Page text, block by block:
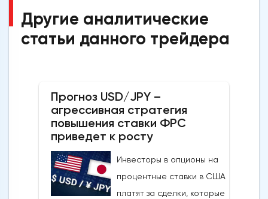
Другие аналитические
статьи данного трейдера
Прогноз USD/JPY –
агрессивная стратегия
повышения ставки ФРС
приведет к росту
Инвесторы в опционы на
процентные ставки в США
платят за сделки, которые